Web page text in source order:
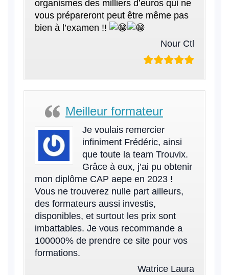
organismes des milliers d’euros qui ne
vous prépareront peut être même pas
bien à l’examen !!
Nour Ctl
Meilleur formateur
Je voulais remercier
infiniment Frédéric, ainsi
que toute la team Trouvix.
Grâce à eux, j’ai pu obtenir
mon diplôme CAP aepe en 2023 !
Vous ne trouverez nulle part ailleurs,
des formateurs aussi investis,
disponibles, et surtout les prix sont
imbattables. Je vous recommande a
100000% de prendre ce site pour vos
formations.
Watrice Laura